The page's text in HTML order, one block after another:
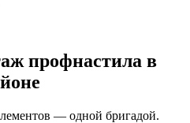
профнастила в
— одной бригадой.